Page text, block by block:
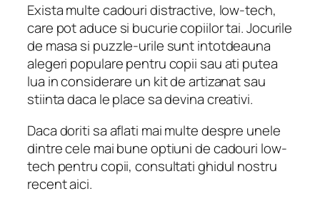
Exista multe cadouri distractive, low-tech,
care pot aduce si bucurie copiilor tai. Jocurile
de masa si puzzle-urile sunt intotdeauna
alegeri populare pentru copii sau ati putea
lua in considerare un kit de artizanat sau
stiinta daca le place sa devina creativi.
Daca doriti sa aflati mai multe despre unele
dintre cele mai bune optiuni de cadouri low-
tech pentru copii, consultati ghidul nostru
recent aici.